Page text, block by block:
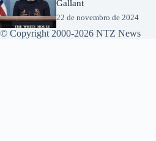
Gallant
22 de novembro de 2024
© Copyright 2000-2026 NTZ News